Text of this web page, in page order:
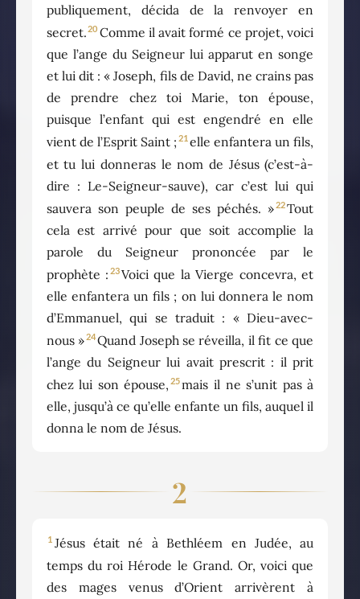
publiquement, décida de la renvoyer en
secret.20 Comme il avait formé ce projet, voici
que l’ange du Seigneur lui apparut en songe
et lui dit : « Joseph, fils de David, ne crains pas
de prendre chez toi Marie, ton épouse,
puisque l’enfant qui est engendré en elle
vient de l’Esprit Saint ; 21 elle enfantera un fils,
et tu lui donneras le nom de Jésus (c’est-à-
dire : Le-Seigneur-sauve), car c’est lui qui
sauvera son peuple de ses péchés. »22Tout
cela est arrivé pour que soit accomplie la
parole du Seigneur prononcée par le
prophète : 23Voici que la Vierge concevra, et
elle enfantera un fils ; on lui donnera le nom
d’Emmanuel, qui se traduit : « Dieu-avec-
nous »24Quand Joseph se réveilla, il fit ce que
l’ange du Seigneur lui avait prescrit : il prit
chez lui son épouse, 25mais il ne s’unit pas à
elle, jusqu’à ce qu’elle enfante un fils, auquel il
donna le nom de Jésus.
2
1 Jésus était né à Bethléem en Judée, au
temps du roi Hérode le Grand. Or, voici que
des mages venus d’Orient arrivèrent à